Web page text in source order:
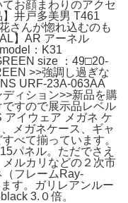
お顔まわりのアクセ
井戸多美男 T461
さんが惚れ込むのも
】AR アーネル
：K31
size ：49□20-
>>強調し過ぎな
URF-23A-063AA
ィション>>新品を購
すので展示品レベル
イウェア メガネ ケ
メガネケース、ギャ
べて揃っています。
パネル。ただでさえ
ルカリなどの２次市
フレームRay-
す。ガリレアンルー
3.０倍。